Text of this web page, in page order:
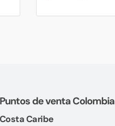
Puntos de venta Colombia
Costa Caribe